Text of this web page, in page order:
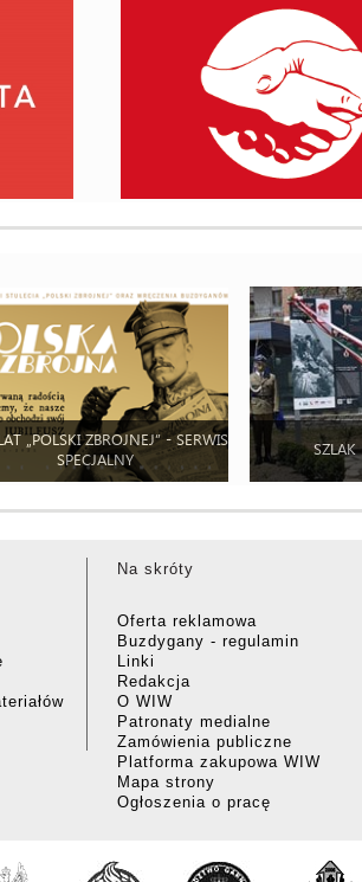
„POLSKI ZBROJNEJ” - SERWIS
SPECJALNY
SZLAK
Na skróty
Oferta reklamowa
Buzdygany - regulamin
Linki
Redakcja
O WIW
Patronaty medialne
Zamówienia publiczne
Platforma zakupowa WIW
Mapa strony
Ogłoszenia o pracę